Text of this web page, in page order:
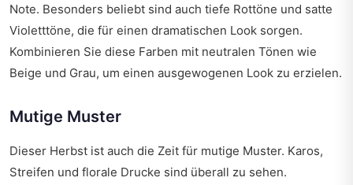
Note. Besonders beliebt sind auch tiefe Rottöne und satte
Violetttöne, die für einen dramatischen Look sorgen.
Kombinieren Sie diese Farben mit neutralen Tönen wie
Beige und Grau, um einen ausgewogenen Look zu erzielen.
Mutige Muster
Dieser Herbst ist auch die Zeit für mutige Muster. Karos,
Streifen und florale Drucke sind überall zu sehen.